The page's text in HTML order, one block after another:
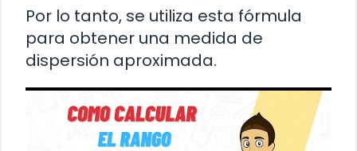
Por lo tanto, se utiliza esta fórmula
para obtener una medida de
dispersión aproximada.